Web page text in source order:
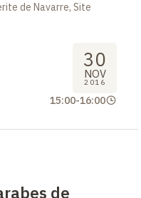
de Navarre, Site
30
NOV
2016
15:00-16:00
de